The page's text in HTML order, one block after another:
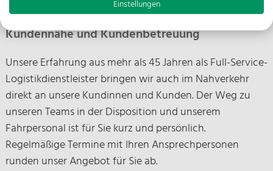
Kundennähe und Kundenbetreuung
Unsere Erfahrung aus mehr als 45 Jahren als Full-Service-
Logistikdienstleister bringen wir auch im Nahverkehr
direkt an unsere Kundinnen und Kunden. Der Weg zu
unseren Teams in der Disposition und unserem
Fahrpersonal ist für Sie kurz und persönlich.
Regelmäßige Termine mit Ihren Ansprechpersonen
runden unser Angebot für Sie ab.
Einstellungen